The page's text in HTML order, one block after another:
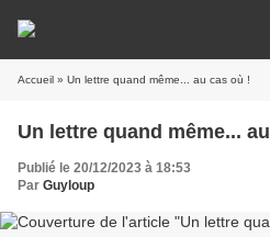
Accueil » Un lettre quand même... au cas où !
Un lettre quand même...
Publié le 20/12/2023 à 18:53
Par Guyloup